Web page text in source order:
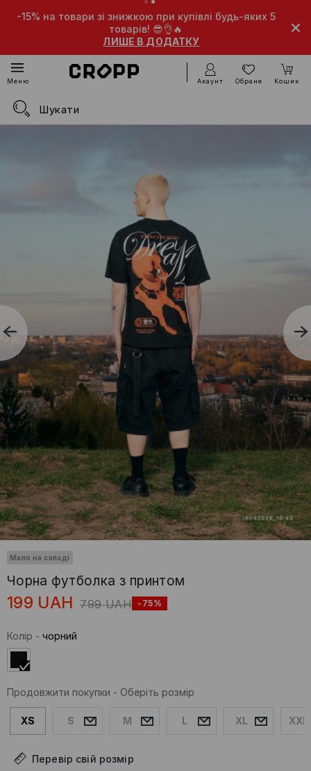
-15% на товари зі знижкою при купівлі будь-яких 5
товарів! 😎👌🔥
ЛИШЕ В ДОДАТКУ
Меню Акаунт Обране Кошик
Мало на складі
Чорна футболка з принтом
199 UAH 799 UAH -75%
Колір - чорний
Продовжити покупки - Оберіть розмір
XS S M L XL XXL
Перевір свій розмір